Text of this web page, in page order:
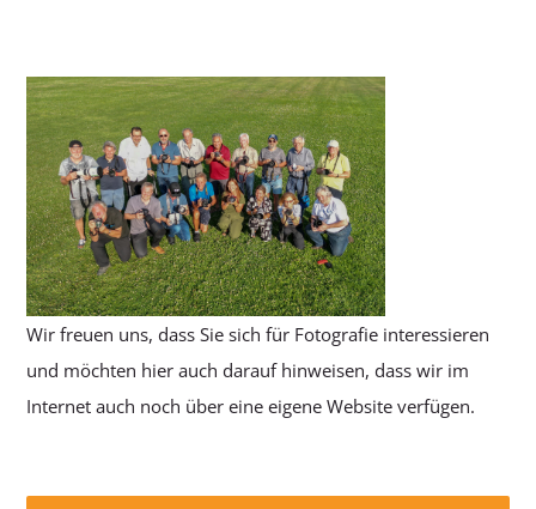
Wir freuen uns, dass Sie sich für Fotografie interessieren
und möchten hier auch darauf hinweisen, dass wir im
Internet auch noch über eine eigene Website verfügen.